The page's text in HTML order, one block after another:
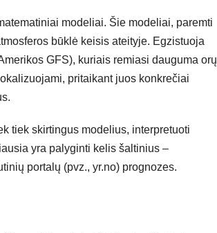
modeliai. Šie modeliai, paremti
būklė keisis ateityje. Egzistuoja
GFS), kuriais remiasi dauguma orų
pritaikant juos konkrečiai
tiek skirtingus modelius, interpretuoti
yra palyginti kelis šaltinius –
portalų (pvz., yr.no) prognozes.